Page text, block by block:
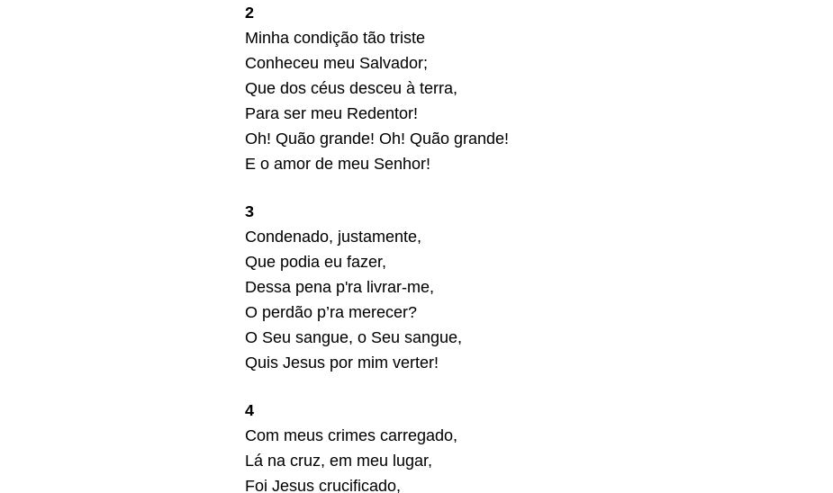
2
Minha condição tão triste
Conheceu meu Salvador;
Que dos céus desceu à terra,
Para ser meu Redentor!
Oh! Quão grande! Oh! Quão grande!
E o amor de meu Senhor!
3
Condenado, justamente,
Que podia eu fazer,
Dessa pena p'ra livrar-me,
O perdão p’ra merecer?
O Seu sangue, o Seu sangue,
Quis Jesus por mim verter!
4
Com meus crimes carregado,
Lá na cruz, em meu lugar,
Foi Jesus crucificado,